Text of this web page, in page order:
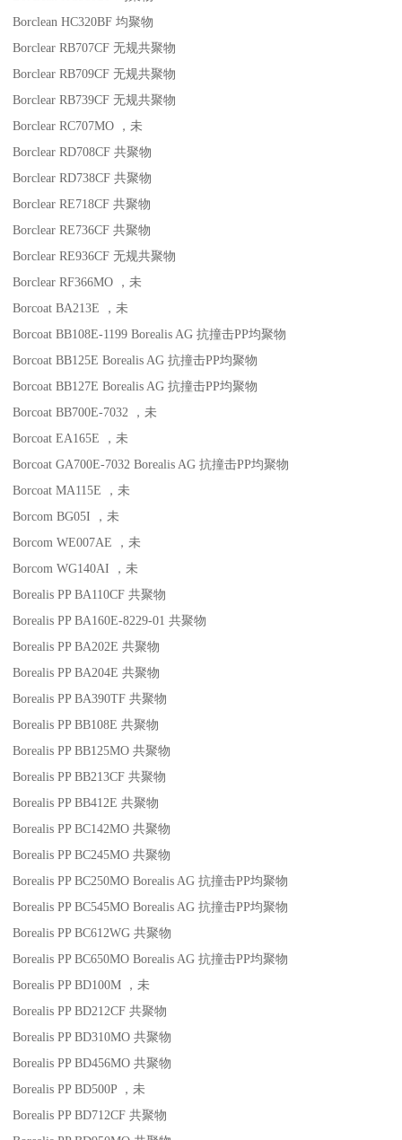
Borclean HC320BF 均聚物
Borclear RB707CF 无规共聚物
Borclear RB709CF 无规共聚物
Borclear RB739CF 无规共聚物
Borclear RC707MO
，未
Borclear RD708CF 共聚物
Borclear RD738CF 共聚物
Borclear RE718CF 共聚物
Borclear RE736CF 共聚物
Borclear RE936CF 无规共聚物
Borclear RF366MO
，未
Borcoat BA213E
，未
Borcoat BB108E-1199 Borealis AG 抗撞击PP均聚物
Borcoat BB125E Borealis AG 抗撞击PP均聚物
Borcoat BB127E Borealis AG 抗撞击PP均聚物
Borcoat BB700E-7032
，未
Borcoat EA165E
，未
Borcoat GA700E-7032 Borealis AG 抗撞击PP均聚物
Borcoat MA115E
，未
Borcom BG05I
，未
Borcom WE007AE
，未
Borcom WG140AI
，未
Borealis PP BA110CF 共聚物
Borealis PP BA160E-8229-01 共聚物
Borealis PP BA202E 共聚物
Borealis PP BA204E 共聚物
Borealis PP BA390TF 共聚物
Borealis PP BB108E 共聚物
Borealis PP BB125MO 共聚物
Borealis PP BB213CF 共聚物
Borealis PP BB412E 共聚物
Borealis PP BC142MO 共聚物
Borealis PP BC245MO 共聚物
Borealis PP BC250MO Borealis AG 抗撞击PP均聚物
Borealis PP BC545MO Borealis AG 抗撞击PP均聚物
Borealis PP BC612WG 共聚物
Borealis PP BC650MO Borealis AG 抗撞击PP均聚物
Borealis PP BD100M
，未
Borealis PP BD212CF 共聚物
Borealis PP BD310MO 共聚物
Borealis PP BD456MO 共聚物
Borealis PP BD500P
，未
Borealis PP BD712CF 共聚物